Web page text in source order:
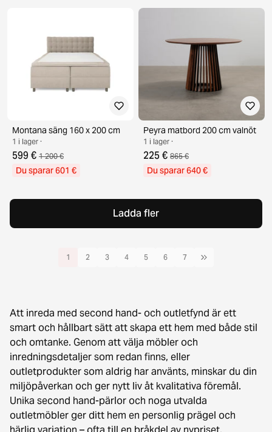
Montana säng 160 x 200 cm
1 i lager ·
599 € 1 200 €
Du sparar 601 €
Peyra matbord 200 cm valnöt
1 i lager ·
225 € 865 €
Du sparar 640 €
Ladda fler
1 2 3 4 5 6 7
Att inreda med second hand- och outletfynd är ett
smart och hållbart sätt att skapa ett hem med både stil
och omtanke. Genom att välja möbler och
inredningsdetaljer som redan finns, eller
outletprodukter som aldrig har använts, minskar du din
miljöpåverkan och ger nytt liv åt kvalitativa föremål.
Unika second hand-pärlor och noga utvalda
outletmöbler ger ditt hem en personlig prägel och